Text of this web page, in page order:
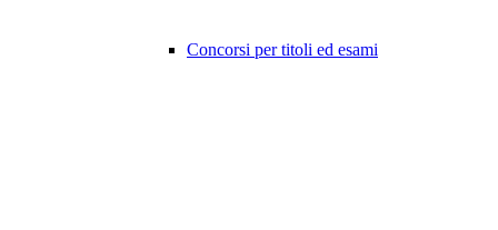
Concorsi per titoli ed esami